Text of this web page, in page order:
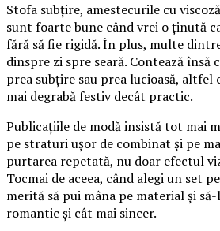
Stofa subțire, amestecurile cu
sunt foarte bune când vrei o ținută
fără să fie rigidă. În plus, multe
dinspre zi spre seară. Contează însă
prea subțire sau prea lucioasă,
mai degrabă festiv decât practic.
Publicațiile de modă insistă tot mai
pe straturi ușor de combinat și pe
purtarea repetată, nu doar efectul
Tocmai de aceea, când alegi un set
merită să pui mâna pe material și
romantic și cât mai sincer.